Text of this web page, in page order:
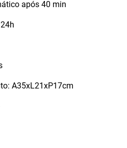
após 40 min
A35xL21xP17cm